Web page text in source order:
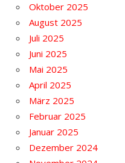
Oktober 2025
August 2025
Juli 2025
Juni 2025
Mai 2025
April 2025
März 2025
Februar 2025
Januar 2025
Dezember 2024